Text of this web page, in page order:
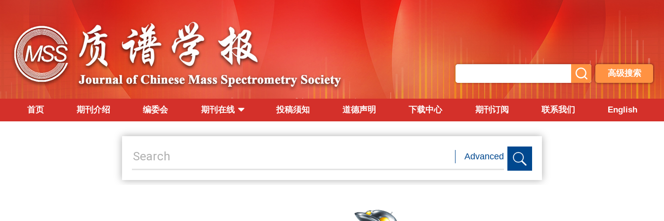
高级搜索
首页 期刊介绍 编委会 期刊在线 投稿须知 道德声明 下载中心 期刊订阅 联系我们 English
Advanced